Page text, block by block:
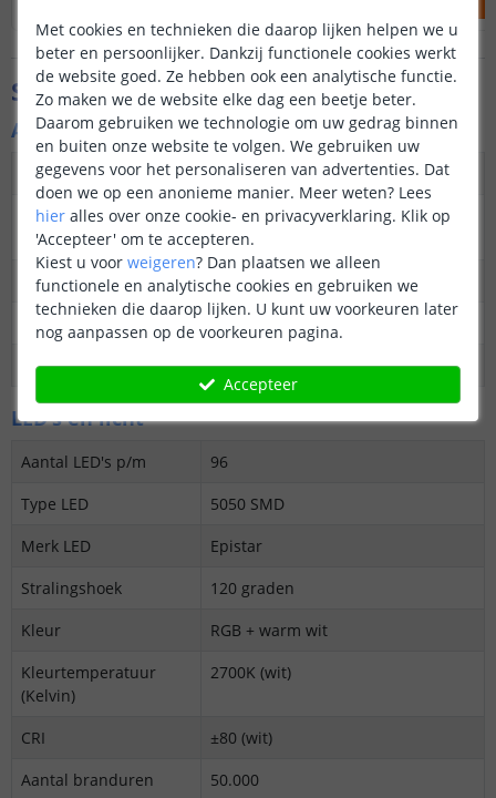
Specificaties
Algemene kenmerken
Dimbaar
Ja
3M plakstrip over de
gehele lengte
Ja
Garantie
5 jaar
elke 6,25 cm
Datasheet
Download
LED's en licht
Aantal LED's p/m
96
Type LED
5050 SMD
Merk LED
Epistar
Stralingshoek
120 graden
Kleur
RGB + warm wit
Kleurtemperatuur
(Kelvin)
2700K (wit)
CRI
±80 (wit)
Aantal branduren
50.000
Met cookies en technieken die daarop lijken helpen we u
beter en persoonlijker. Dankzij functionele cookies werkt
de website goed. Ze hebben ook een analytische functie.
Zo maken we de website elke dag een beetje beter.
Daarom gebruiken we technologie om uw gedrag binnen
en buiten onze website te volgen. We gebruiken uw
gegevens voor het personaliseren van advertenties. Dat
doen we op een anonieme manier. Meer weten? Lees
hier alles over onze cookie- en privacyverklaring. Klik op
'Accepteer' om te accepteren.
Kiest u voor weigeren? Dan plaatsen we alleen
functionele en analytische cookies en gebruiken we
technieken die daarop lijken. U kunt uw voorkeuren later
nog aanpassen op de voorkeuren pagina.
Accepteer